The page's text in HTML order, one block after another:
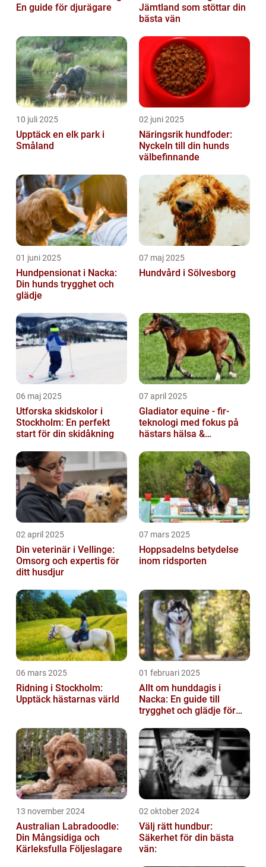
En guide för djurägare
Jämtland som stöttar din
bästa vän
10 juli 2025
Upptäck en elk park i
Småland
02 juni 2025
Näringsrik hundfoder:
Nyckeln till din hunds
välbefinnande
01 juni 2025
Hundpensionat i Nacka:
Din hunds trygghet och
glädje
07 maj 2025
Hundvård i Sölvesborg
06 maj 2025
Utforska skidskolor i
Stockholm: En perfekt
start för din skidåkning
07 april 2025
Gladiator equine - fir-
teknologi med fokus på
hästars hälsa &
02 april 2025
Din veterinär i Vellinge:
Omsorg och expertis för
ditt husdjur
07 mars 2025
Hoppsadelns betydelse
inom ridsporten
06 mars 2025
Ridning i Stockholm:
Upptäck hästarnas värld
01 februari 2025
Allt om hunddagis i
Nacka: En guide till
trygghet och glädje för
13 november 2024
Australian Labradoodle:
Din Mångsidiga och
Kärleksfulla Följeslagare
02 oktober 2024
Välj rätt hundbur:
Säkerhet för din bästa
vän: